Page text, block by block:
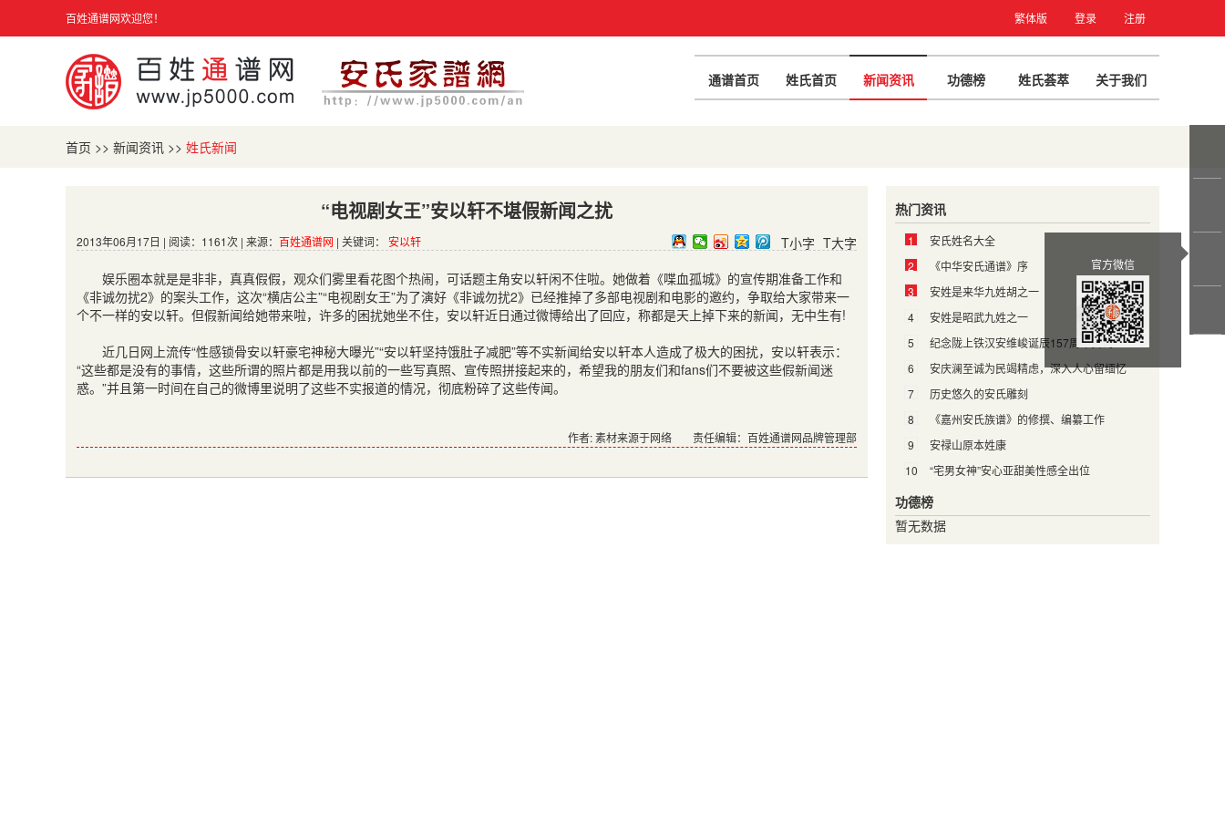
百姓通谱网欢迎您！ 繁体版 登录 注册
通谱首页 姓氏首页 新闻资讯 功德榜 姓氏荟萃 关于我们
首页 >> 新闻资讯 >> 姓氏新闻
热门资讯
1
安氏姓名大全
2
《中华安氏通谱》序
3
安姓是来华九姓胡之一
4
安姓是昭武九姓之一
5
纪念陇上铁汉安维峻诞辰157周年贺词
6
安庆澜至诚为民竭精虑，深入人心留缅忆
7
历史悠久的安氏雕刻
8
《嘉州安氏族谱》的修撰、编纂工作
9
安禄山原本姓康
10
“宅男女神”安心亚甜美性感全出位
功德榜
暂无数据
“电视剧女王”安以轩不堪假新闻之扰
2013年06月17日 | 阅读：1161次 | 来源： 百姓通谱网 | 关键词： 安以轩 T小字 T大字
娱乐圈本就是是非非，真真假假，观众们雾里看花图个热闹，可话题主角安以轩闲不住啦。她做着《喋血孤城》的宣传期准备工作和
《非诚勿扰2》的案头工作，这次“横店公主”“电视剧女王”为了演好《非诚勿扰2》已经推掉了多部电视剧和电影的邀约，争取给大家带来一
个不一样的安以轩。但假新闻给她带来啦，许多的困扰她坐不住，安以轩近日通过微博给出了回应，称都是天上掉下来的新闻，无中生有!
近几日网上流传“性感锁骨安以轩豪宅神秘大曝光”“安以轩坚持饿肚子减肥”等不实新闻给安以轩本人造成了极大的困扰，安以轩表示：
“这些都是没有的事情，这些所谓的照片都是用我以前的一些写真照、宣传照拼接起来的，希望我的朋友们和fans们不要被这些假新闻迷
惑。”并且第一时间在自己的微博里说明了这些不实报道的情况，彻底粉碎了这些传闻。
作者: 素材来源于网络 责任编辑：百姓通谱网品牌管理部
官方微信